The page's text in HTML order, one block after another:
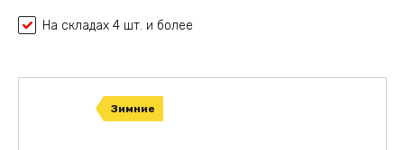
На складах 4 шт. и более
Зимние